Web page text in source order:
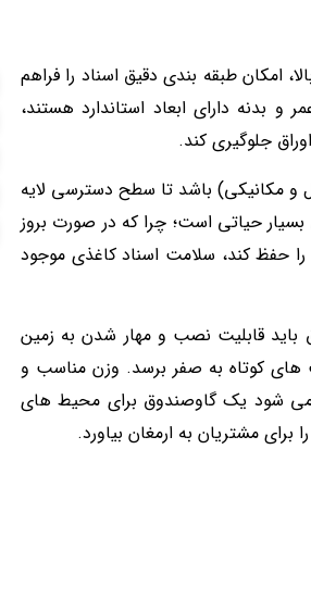
امکان طبقه بندی دقیق اسناد را فراهم
بدنه دارای ابعاد استاندارد هستند،
جلوگیری کند.
و مکانیکی) باشد تا سطح دسترسی لایه
بسیار حیاتی است؛ چرا که در صورت بروز
حفظ کند، سلامت اسناد کاغذی موجود
باید قابلیت نصب و مهار شدن به زمین
های کوتاه به صفر برسد. وزن مناسب و
می شود یک گاوصندوق برای محیط های
برای مشتریان به ارمغان بیاورد.